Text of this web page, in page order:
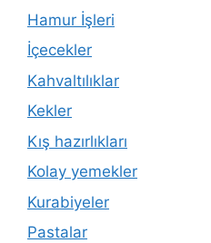
Hamur İşleri
İçecekler
Kahvaltılıklar
Kekler
Kış hazırlıkları
Kolay yemekler
Kurabiyeler
Pastalar